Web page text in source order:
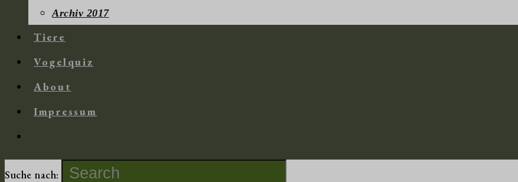
Archiv 2017
Tiere
Vogelquiz
About
Impressum
Suche nach: